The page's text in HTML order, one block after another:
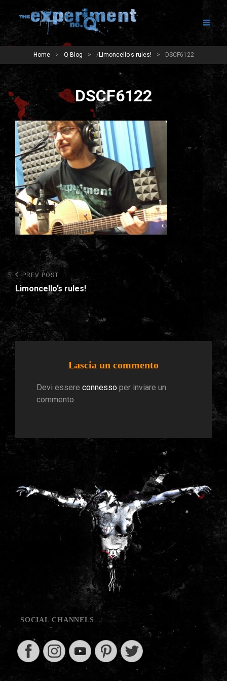
Home > Q-Blog > /Limoncello's rules! > DSCF6122
DSCF6122
Navigazione
articoli
Previous
Post
PREV POST
Limoncello’s rules!
Lascia un commento
Devi essere connesso per inviare un
commento.
SOCIAL CHANNELS